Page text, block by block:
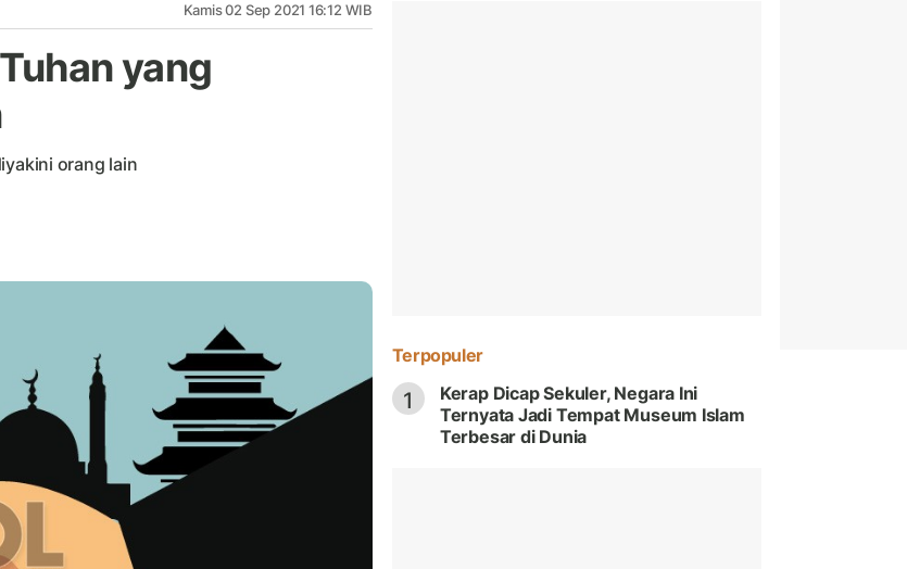
Kamis 02 Sep 2021 16:12 WIB
yang
orang lain
Terpopuler
1
Kerap Dicap Sekuler, Negara Ini
Ternyata Jadi Tempat Museum Islam
Terbesar di Dunia